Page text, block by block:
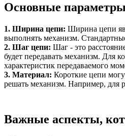
Основные
1. Ширина цепи: Ширина цепи
выполнять механизм.
2. Шаг цепи: Шаг - это
будет передавать механизм. Для
характеристик передаваемого
3. Материал: Короткие цепи
решать механизм. Например, для
Важные аспекты,